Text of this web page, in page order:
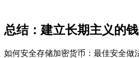
总结：建立长期主义的
如何安全存储加密货币：最佳安全做